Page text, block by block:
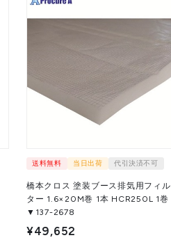
送料無料 当日出荷 代引決済不可
橋本クロス 塗装ブース排気用フィル
ター 1.6×20M巻 1本 HCR250L 1巻
▼137-2678
¥49,652